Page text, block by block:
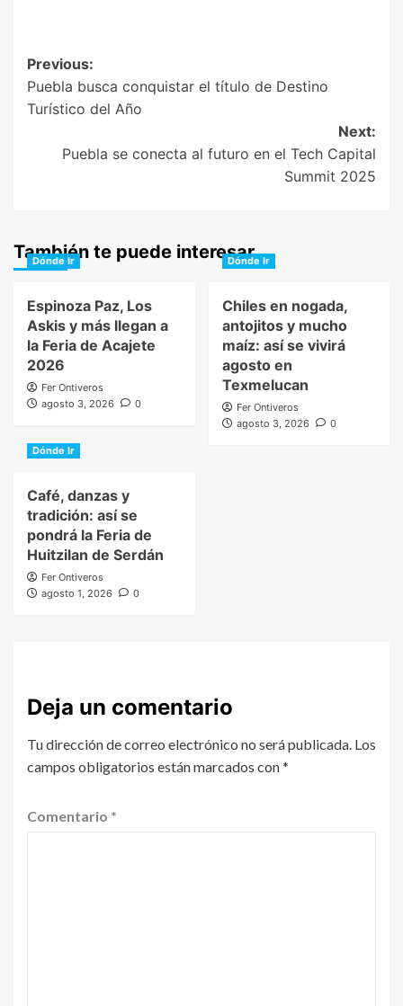
Post
navigation
Previous:
Puebla busca conquistar el título de Destino
Turístico del Año
Next:
Puebla se conecta al futuro en el Tech Capital
Summit 2025
También te puede interesar
Dónde Ir
Espinoza Paz, Los
Askis y más llegan a
la Feria de Acajete
2026
Fer Ontiveros
agosto 3, 2026
0
Dónde Ir
Chiles en nogada,
antojitos y mucho
maíz: así se vivirá
agosto en
Texmelucan
Fer Ontiveros
agosto 3, 2026
0
Dónde Ir
Café, danzas y
tradición: así se
pondrá la Feria de
Huitzilan de Serdán
Fer Ontiveros
agosto 1, 2026
0
Deja un comentario
Tu dirección de correo electrónico no será publicada. Los
campos obligatorios están marcados con*
Comentario *